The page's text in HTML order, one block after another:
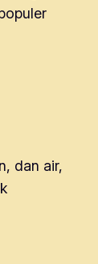
dan air,